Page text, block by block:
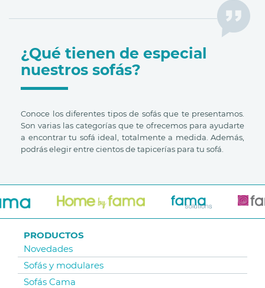
¿Qué tienen de especial
nuestros sofás?
Conoce los diferentes tipos de sofás que te presentamos.
Son varias las categorías que te ofrecemos para ayudarte
a encontrar tu sofá ideal, totalmente a medida. Además,
podrás elegir entre cientos de tapicerías para tu sofá.
PRODUCTOS
Novedades
Sofás y modulares
Sofás Cama